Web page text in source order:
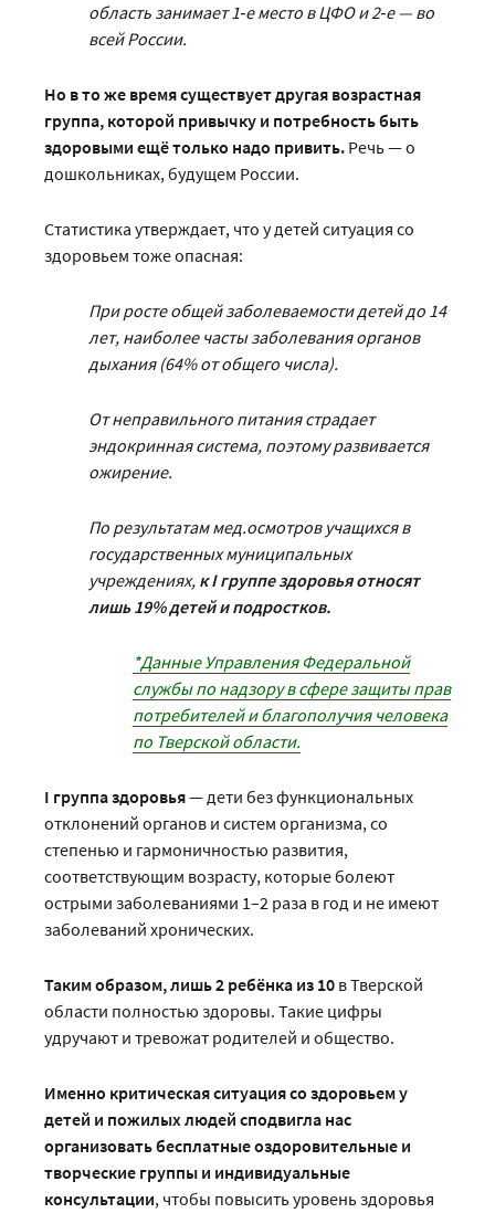
область занимает 1‑е место в ЦФО и 2‑е — во
всей России.
Но в то же время существует другая возрастная
группа, которой привычку и потребность быть
здоровыми ещё только надо привить. Речь — о
дошкольниках, будущем России.
Статистика утверждает, что у детей ситуация со
здоровьем тоже опасная:
При росте общей заболеваемости детей до 14
лет, наиболее часты заболевания органов
дыхания (64% от общего числа).
От неправильного питания страдает
эндокринная система, поэтому развивается
ожирение.
По результатам мед.осмотров учащихся в
государственных муниципальных
учреждениях, к I группе здоровья относят
лишь 19% детей и подростков.
*Данные Управления Федеральной
службы по надзору в сфере защиты прав
потребителей и благополучия человека
по Тверской области.
I группа здоровья— дети без функциональных
отклонений органов и систем организма, со
степенью и гармоничностью развития,
соответствующим возрасту, которые болеют
острыми заболеваниями 1–2 раза в год и не имеют
заболеваний хронических.
Таким образом, лишь 2 ребёнка из 10 в Тверской
области полностью здоровы. Такие цифры
удручают и тревожат родителей и общество.
Именно критическая ситуация со здоровьем у
детей и пожилых людей сподвигла нас
организовать бесплатные оздоровительные и
творческие группы и индивидуальные
консультации, чтобы повысить уровень здоровья